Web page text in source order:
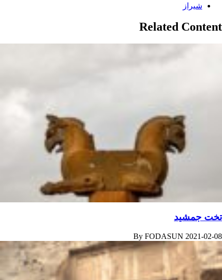
Categories:
شیراز
Related Content
تخت جمشید
By FODASUN 2021-02-08